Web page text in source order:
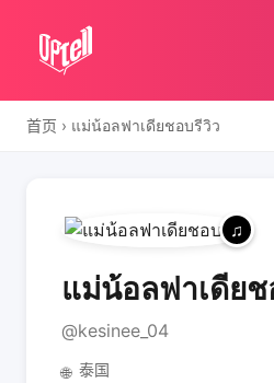
首页 › แม่น้อลฟาเดียชอบรีวิว
แม่น้อลฟาเดียช
@kesinee_04
🌐 泰国